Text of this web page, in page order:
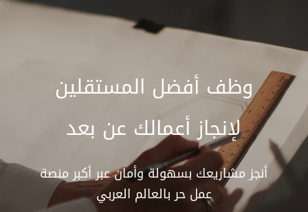
وظف أفضل المستقلين
لإنجاز أعمالك عن بعد
أنجز مشاريعك بسهولة وأمان عبر أكبر منصة
عمل حر بالعالم العربي